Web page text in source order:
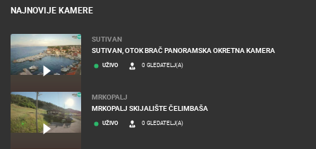
NAJNOVIJE KAMERE
SUTIVAN
SUTIVAN, OTOK BRAČ PANORAMSKA OKRETNA KAMERA
UŽIVO 0 GLEDATELJ(A)
MRKOPALJ
MRKOPALJ SKIJALIŠTE ČELIMBAŠA
UŽIVO 0 GLEDATELJ(A)